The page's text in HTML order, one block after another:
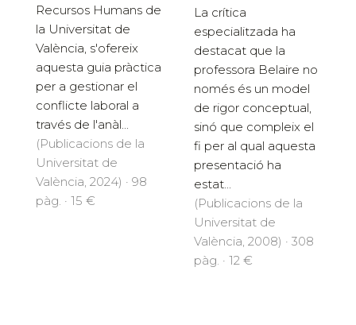
Recursos Humans de
la Universitat de
València, s'ofereix
aquesta guia pràctica
per a gestionar el
conflicte laboral a
través de l'anàl...
(Publicacions de la
Universitat de
València, 2024) · 98
pàg. · 15 €
La crítica
especialitzada ha
destacat que la
professora Belaire no
només és un model
de rigor conceptual,
sinó que compleix el
fi per al qual aquesta
presentació ha
estat...
(Publicacions de la
Universitat de
València, 2008) · 308
pàg. · 12 €